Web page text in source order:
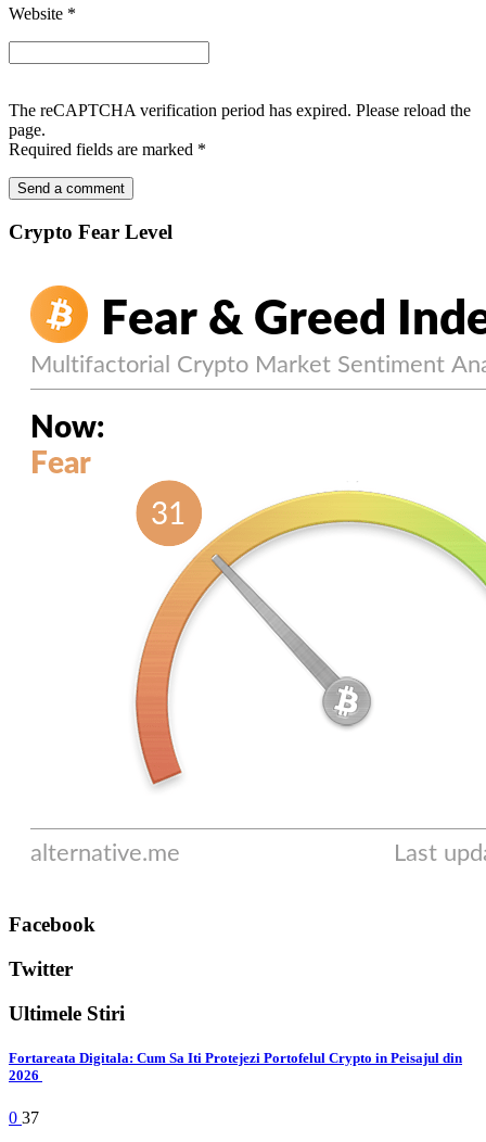
Website *
The reCAPTCHA verification period has expired. Please reload the
page.
Required fields are marked *
Crypto Fear Level
Facebook
Twitter
Ultimele Stiri
Fortareata Digitala: Cum Sa Iti Protejezi Portofelul Crypto in Peisajul din
2026
0 37